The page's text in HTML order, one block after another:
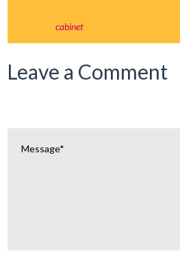
cabinet
Leave a Comment